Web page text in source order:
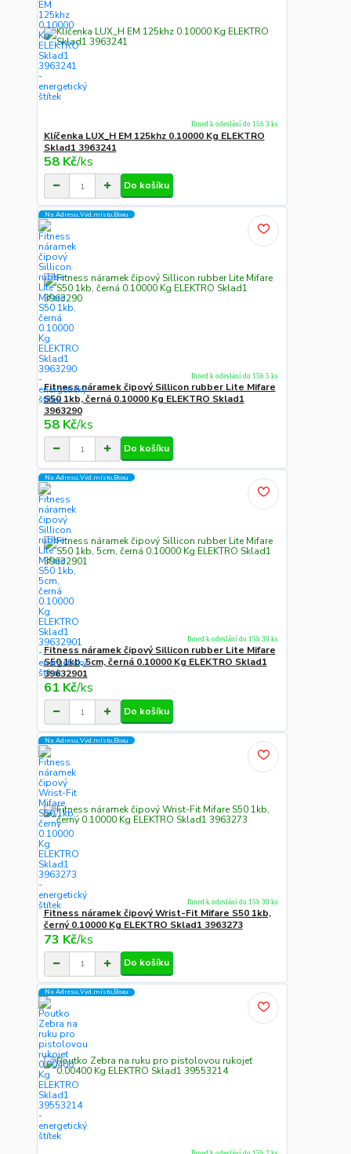
Klíčenka LUX_H EM 125khz 0.10000 Kg ELEKTRO
Sklad1 3963241
58 Kč/ks
Ihned k odeslání do 15h 3 ks
Do košíku
Na Adresu,Výd.místo,Boxu
Fitness náramek čipový Sillicon rubber Lite Mifare
S50 1kb, černá 0.10000 Kg ELEKTRO Sklad1
3963290
58 Kč/ks
Ihned k odeslání do 15h 5 ks
Do košíku
Na Adresu,Výd.místo,Boxu
Fitness náramek čipový Sillicon rubber Lite Mifare
S50 1kb, 5cm, černá 0.10000 Kg ELEKTRO Sklad1
39632901
61 Kč/ks
Ihned k odeslání do 15h 30 ks
Do košíku
Na Adresu,Výd.místo,Boxu
Fitness náramek čipový Wrist-Fit Mifare S50 1kb,
černý 0.10000 Kg ELEKTRO Sklad1 3963273
73 Kč/ks
Ihned k odeslání do 15h 30 ks
Do košíku
Na Adresu,Výd.místo,Boxu